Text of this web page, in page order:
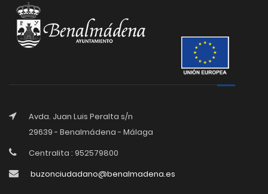
Avda. Juan Luis Peralta s/n
29639 - Benalmádena - Málaga
Centralita : 952579800
buzonciudadano@benalmadena.es